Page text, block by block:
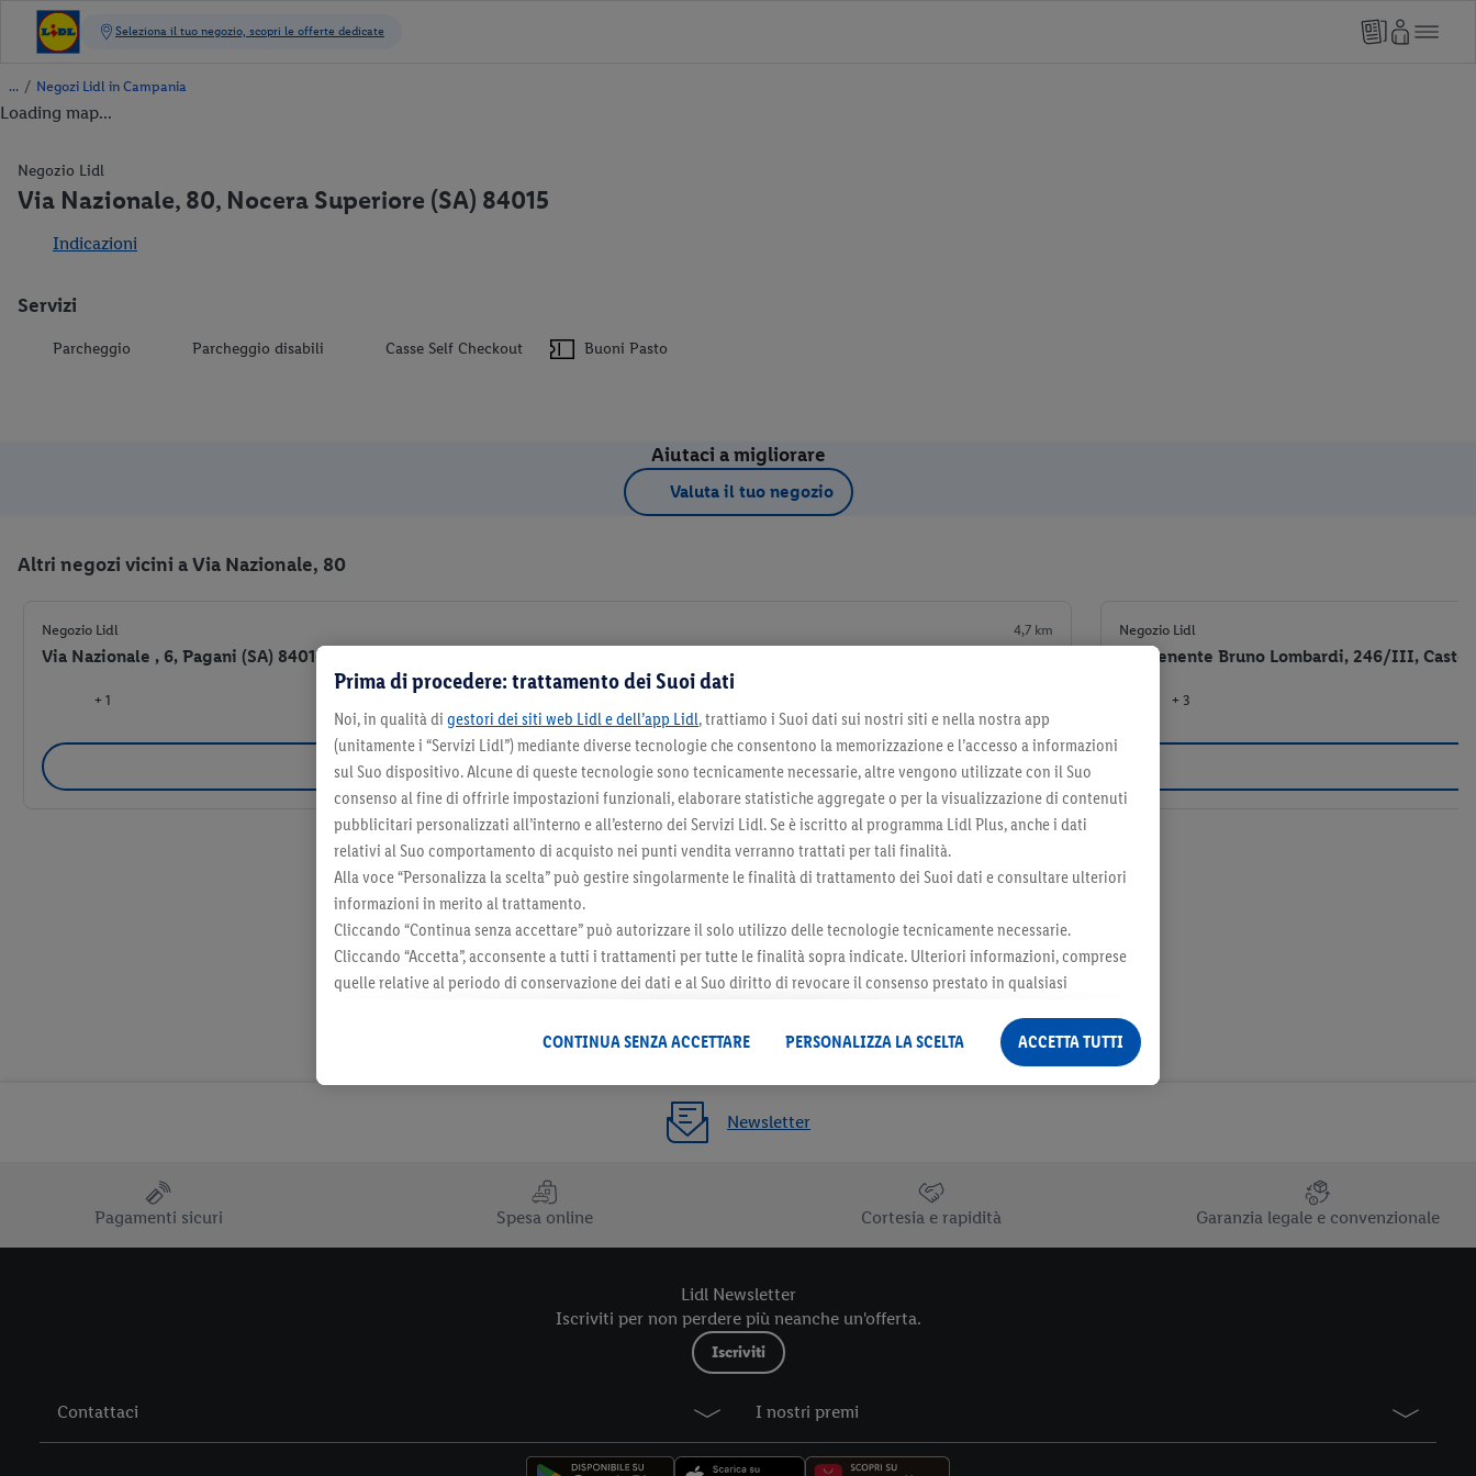
/ Negozi Lidl in Campania
Loading map...
Negozio Lidl
Via Nazionale, 80, Nocera Superiore (SA) 84015
Indicazioni
Servizi
Parcheggio Parcheggio disabili Casse Self Checkout Buoni Pasto
Aiutaci a migliorare
Valuta il tuo negozio
Altri negozi vicini a Via Nazionale, 80
Negozio Lidl 4,7 km
Via Nazionale , 6, Pagani (SA) 84016
+ 1
Seleziona come negozio preferito
Negozio Lidl
Via Tenente Bruno Lombardi, 246/III,
+ 3
Newsletter
Pagamenti sicuri Spesa online Cortesia e rapidità Garanzia legale e convenzionale
Lidl Newsletter
Iscriviti per non perdere più neanche un'offerta.
Iscriviti
Contattaci I nostri premi
Prima di procedere: trattamento dei Suoi dati
Noi, in qualità di gestori dei siti web Lidl e dell’app Lidl, trattiamo i Suoi dati sui nostri siti e nella nostra app
(unitamente i “Servizi Lidl”) mediante diverse tecnologie che consentono la memorizzazione e l’accesso a informazioni
sul Suo dispositivo. Alcune di queste tecnologie sono tecnicamente necessarie, altre vengono utilizzate con il Suo
consenso al fine di offrirle impostazioni funzionali, elaborare statistiche aggregate o per la visualizzazione di contenuti
pubblicitari personalizzati all’interno e all’esterno dei Servizi Lidl. Se è iscritto al programma Lidl Plus, anche i dati
relativi al Suo comportamento di acquisto nei punti vendita verranno trattati per tali finalità.
Alla voce “Personalizza la scelta” può gestire singolarmente le finalità di trattamento dei Suoi dati e consultare ulteriori
informazioni in merito al trattamento.
Cliccando “Continua senza accettare” può autorizzare il solo utilizzo delle tecnologie tecnicamente necessarie.
Cliccando “Accetta”, acconsente a tutti i trattamenti per tutte le finalità sopra indicate. Ulteriori informazioni, comprese
quelle relative al periodo di conservazione dei dati e al Suo diritto di revocare il consenso prestato in qualsiasi
CONTINUA SENZA ACCETTARE PERSONALIZZA LA SCELTA ACCETTA TUTTI